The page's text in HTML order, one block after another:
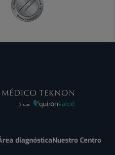
diagnósticaNuestro Centro